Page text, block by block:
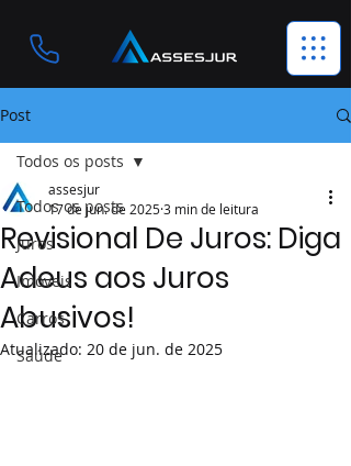
Post
Todos os posts
Juros
Imóveis
Carros
Saúde
Todos os posts
Revisional De Juros: Diga
Adeus aos Juros
Abusivos!
assesjur
17 de jun. de 20253 min de leitura
Atualizado: 20 de jun. de 2025